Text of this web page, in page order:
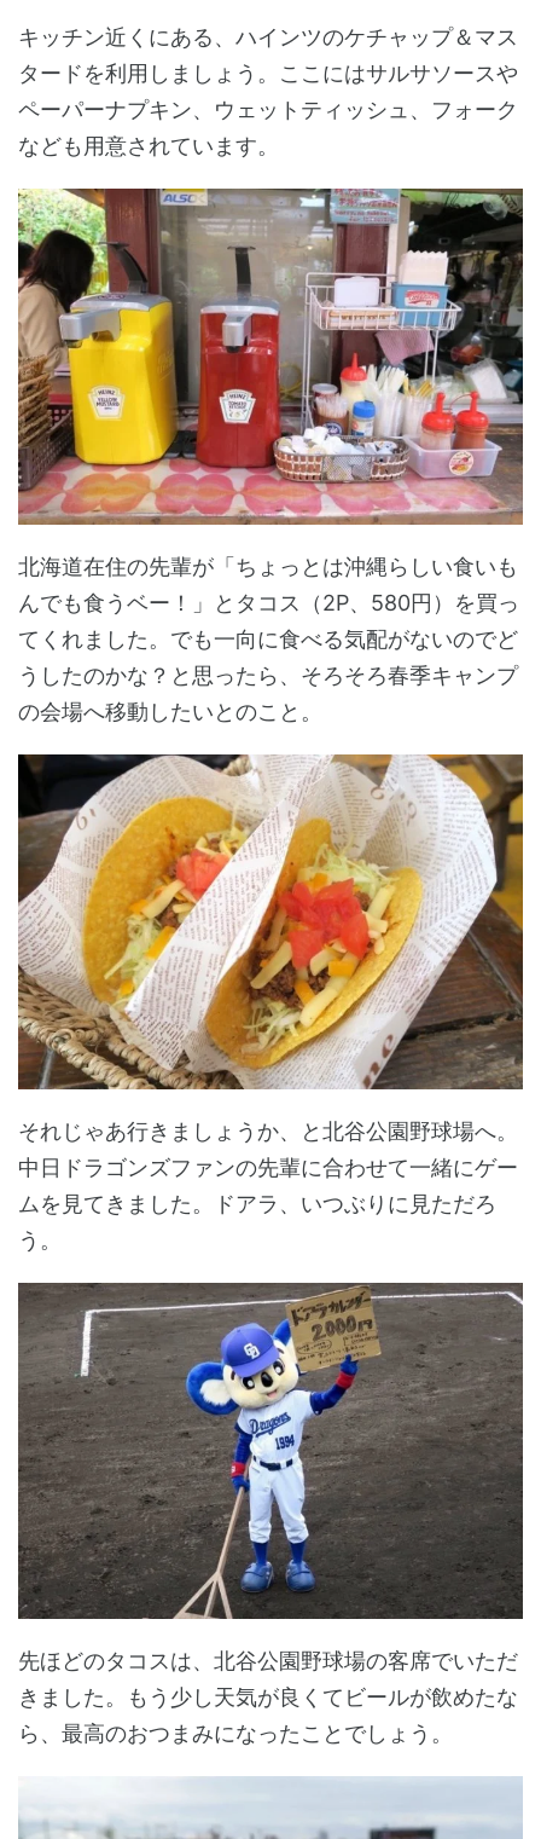
キッチン近くにある、ハインツのケチャップ＆マス
タードを利用しましょう。ここにはサルサソースや
ペーパーナプキン、ウェットティッシュ、フォーク
なども用意されています。
北海道在住の先輩が「ちょっとは沖縄らしい食いも
んでも食うベー！」とタコス（2P、580円）を買っ
てくれました。でも一向に食べる気配がないのでど
うしたのかな？と思ったら、そろそろ春季キャンプ
の会場へ移動したいとのこと。
それじゃあ行きましょうか、と北谷公園野球場へ。
中日ドラゴンズファンの先輩に合わせて一緒にゲー
ムを見てきました。ドアラ、いつぶりに見ただろ
う。
先ほどのタコスは、北谷公園野球場の客席でいただ
きました。もう少し天気が良くてビールが飲めたな
ら、最高のおつまみになったことでしょう。